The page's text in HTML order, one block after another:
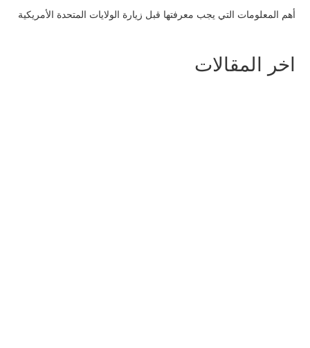
أهم المعلومات التي يجب معرفتها قبل زيارة الولايات المتحدة الأمريكية
اخر المقالات